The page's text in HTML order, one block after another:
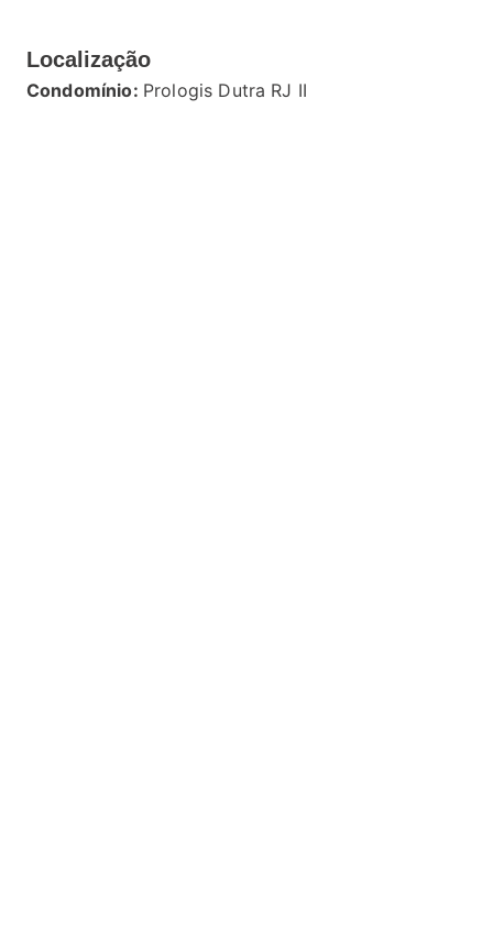
Localização
Condomínio: Prologis Dutra RJ II